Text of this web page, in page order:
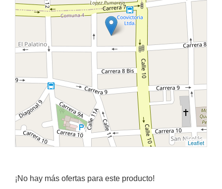
Leaflet
¡No hay más ofertas para este producto!